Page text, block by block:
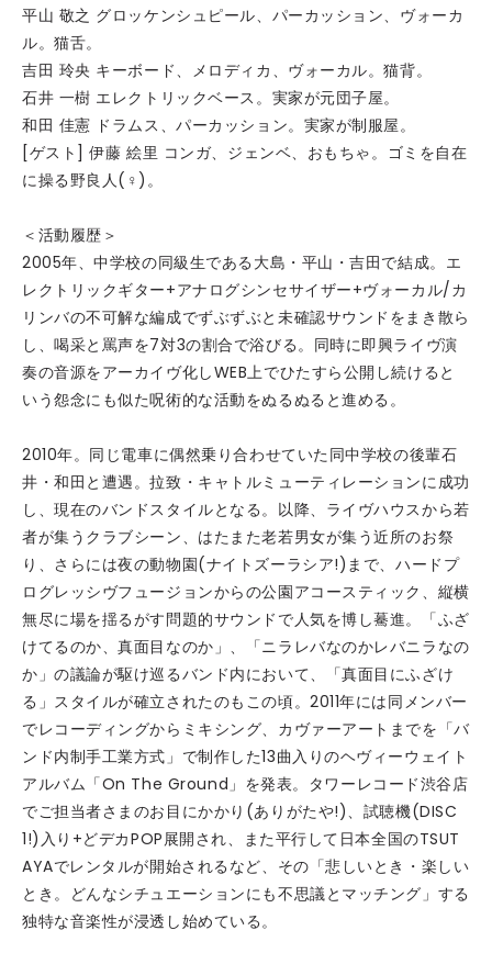
平山 敬之 グロッケンシュピール、パーカッション、ヴォーカ
ル。猫舌。
吉田 玲央 キーボード、メロディカ、ヴォーカル。猫背。
石井 一樹 エレクトリックベース。実家が元団子屋。
和田 佳憲 ドラムス、パーカッション。実家が制服屋。
[ゲスト] 伊藤 絵里 コンガ、ジェンベ、おもちゃ。ゴミを自在
に操る野良人(♀)。
＜活動履歴＞
2005年、中学校の同級生である大島・平山・吉田で結成。エ
レクトリックギター+アナログシンセサイザー+ヴォーカル/カ
リンバの不可解な編成でずぶずぶと未確認サウンドをまき散ら
し、喝采と罵声を7対3の割合で浴びる。同時に即興ライヴ演
奏の音源をアーカイヴ化しWEB上でひたすら公開し続けると
いう怨念にも似た呪術的な活動をぬるぬると進める。
2010年。同じ電車に偶然乗り合わせていた同中学校の後輩石
井・和田と遭遇。拉致・キャトルミューティレーションに成功
し、現在のバンドスタイルとなる。以降、ライヴハウスから若
者が集うクラブシーン、はたまた老若男女が集う近所のお祭
り、さらには夜の動物園(ナイトズーラシア!)まで、ハードプ
ログレッシヴフュージョンからの公園アコースティック、縦横
無尽に場を揺るがす問題的サウンドで人気を博し驀進。「ふざ
けてるのか、真面目なのか」、「ニラレバなのかレバニラなの
か」の議論が駆け巡るバンド内において、「真面目にふざけ
る」スタイルが確立されたのもこの頃。2011年には同メンバー
でレコーディングからミキシング、カヴァーアートまでを「バ
ンド内制手工業方式」で制作した13曲入りのヘヴィーウェイト
アルバム「On The Ground」を発表。タワーレコード渋谷店
でご担当者さまのお目にかかり(ありがたや!)、試聴機(DISC
1!)入り+どデカPOP展開され、また平行して日本全国のTSUT
AYAでレンタルが開始されるなど、その「悲しいとき・楽しい
とき。どんなシチュエーションにも不思議とマッチング」する
独特な音楽性が浸透し始めている。